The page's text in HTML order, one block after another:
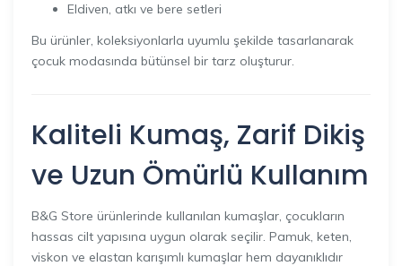
Eldiven, atkı ve bere setleri
Bu ürünler, koleksiyonlarla uyumlu şekilde tasarlanarak
çocuk modasında bütünsel bir tarz oluşturur.
Kaliteli Kumaş, Zarif Dikiş
ve Uzun Ömürlü Kullanım
B&G Store ürünlerinde kullanılan kumaşlar, çocukların
hassas cilt yapısına uygun olarak seçilir. Pamuk, keten,
viskon ve elastan karışımlı kumaşlar hem dayanıklıdır